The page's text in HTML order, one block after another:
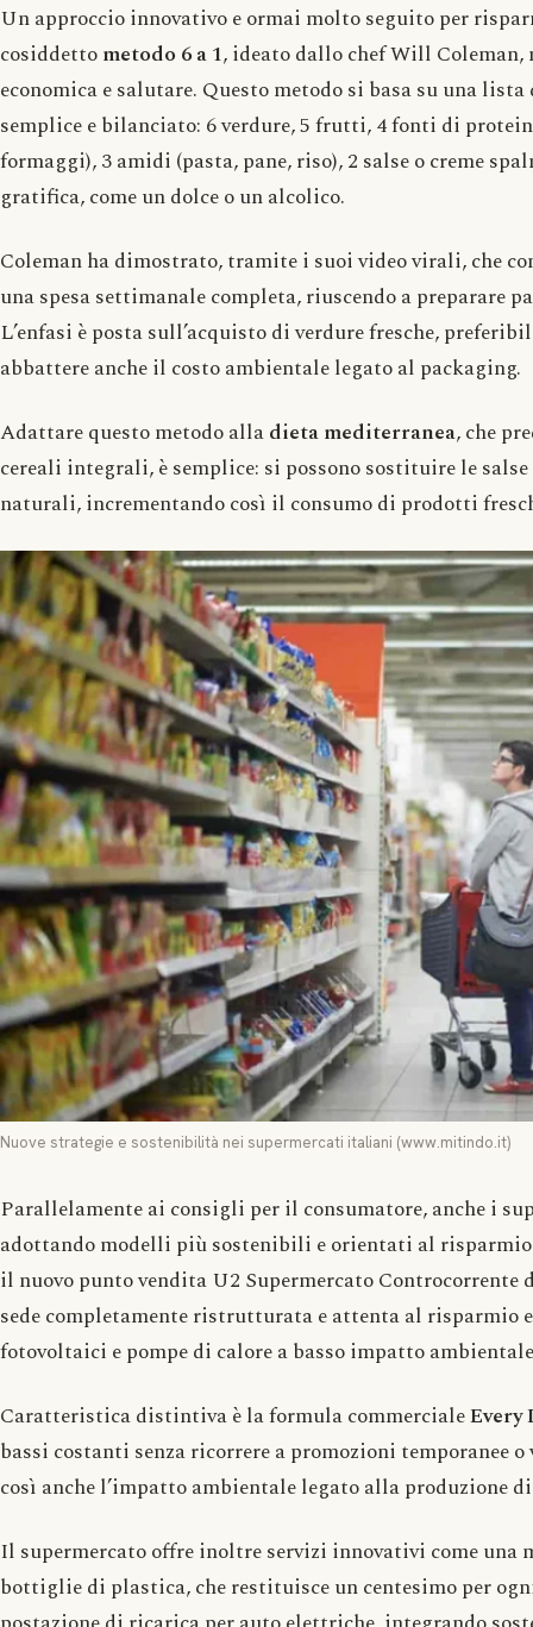
Un approccio innovativo e ormai molto seguito per
cosiddettometodo 6 a 1, ideato dallo chef Will
economica e salutare. Questo metodo si basa su una
semplice e bilanciato: 6 verdure, 5 frutti, 4 fonti di
formaggi), 3 amidi (pasta, pane, riso), 2 salse o creme
gratifica, come un dolce o un alcolico.
Coleman ha dimostrato, tramite i suoi video virali, che
una spesa settimanale completa, riuscendo a preparare
L’enfasi è posta sull’acquisto di verdure fresche,
abbattere anche il costo ambientale legato al packaging.
Adattare questo metodo alladieta mediterranea, che
cereali integrali, è semplice: si possono sostituire le
naturali, incrementando così il consumo di prodotti
Nuove strategie e sostenibilità nei supermercati italiani (www.mitindo.it)
Parallelamente ai consigli per il consumatore, anche i
adottando modelli più sostenibili e orientati al risparmio
il nuovo punto vendita U2 Supermercato Controcorrente
sede completamente ristrutturata e attenta al risparmio
fotovoltaici e pompe di calore a basso impatto
Caratteristica distintiva è la formula commercialeEvery
bassi costanti senza ricorrere a promozioni
così anche l’impatto ambientale legato alla produzione
Il supermercato offre inoltre servizi innovativi come una
bottiglie di plastica, che restituisce un centesimo per